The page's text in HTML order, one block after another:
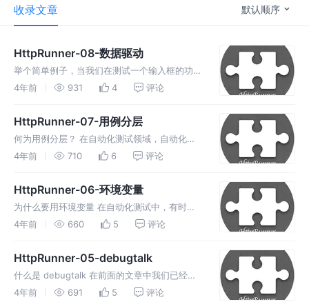
收录文章 默认顺序
HttpRunner-08-数据驱动
举个简单例子，当我们在测试一个输入框的功能
时，可能需要输入不同的参数，此时，我们不需
不同的参数作为一个列表通过数据驱动的方式进
行加载即可。
4年前 931 4 评论
HttpRunner-07-用例分层
何为用例分层？ 在自动化测试领域，自动化测
试用例的可维护性是极其重要的因素，直接关系
4年前 710 6 评论
HttpRunner-06-环境变量
为什么要用环境变量 在自动化测试中，有时需
要借助环境变量实现某些特定的目的，常见的场
数据
4年前 660 5 评论
HttpRunner-05-debugtalk
什么是 debugtalk 在前面的文章中我们已经介
绍过 httprunner 的项目结构。debugtalk.py
4年前 691 5 评论